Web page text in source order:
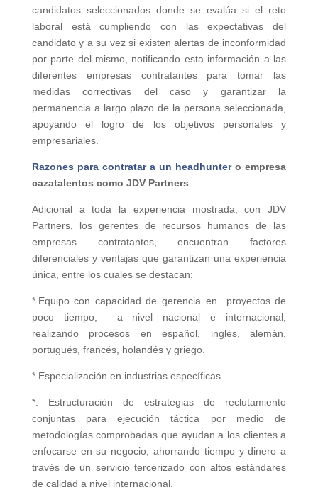
candidatos seleccionados donde se evalúa si el reto
laboral está cumpliendo con las expectativas del
candidato y a su vez si existen alertas de inconformidad
por parte del mismo, notificando esta información a las
diferentes empresas contratantes para tomar las
medidas correctivas del caso y garantizar la
permanencia a largo plazo de la persona seleccionada,
apoyando el logro de los objetivos personales y
empresariales.
Razones para contratar a un headhuntero empresa
cazatalentos como JDV Partners
Adicional a toda la experiencia mostrada, con JDV
Partners, los gerentes de recursos humanos de las
empresas contratantes, encuentran factores
diferenciales y ventajas que garantizan una experiencia
única, entre los cuales se destacan:
*.Equipo con capacidad de gerencia en proyectos de
poco tiempo, a nivel nacional e internacional,
realizando procesos en español, inglés, alemán,
portugués, francés, holandés y griego.
*.Especialización en industrias específicas.
*. Estructuración de estrategias de reclutamiento
conjuntas para ejecución táctica por medio de
metodologías comprobadas que ayudan a los clientes a
enfocarse en su negocio, ahorrando tiempo y dinero a
través de un servicio tercerizado con altos estándares
de calidad a nivel internacional.